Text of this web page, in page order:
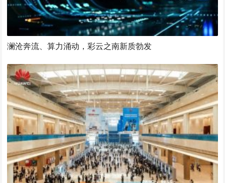
澜沧奔流、算力涌动，彩云之南新质勃发